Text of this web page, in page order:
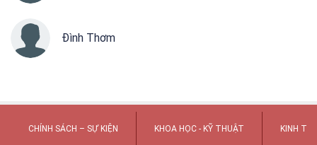
Đình Thơm
CHÍNH SÁCH – SỰ KIỆN KHOA HỌC - KỸ THUẬT KINH TẾ